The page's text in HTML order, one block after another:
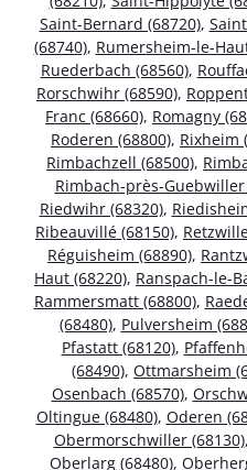
Saint-Bernard (68720),
(68740), Rumersheim-le-
Ruederbach (68560),
Rorschwihr (68590),
Franc (68660), Romagny
Roderen (68800), Rixheim
Rimbachzell (68500),
Rimbach-près-Guebwiller
Riedwihr (68320),
Ribeauvillé (68150),
Réguisheim (68890),
Haut (68220), Ranspach-le-
Rammersmatt (68800),
(68480), Pulversheim
Pfastatt (68120),
(68490), Ottmarsheim
Osenbach (68570),
Oltingue (68480), Oderen
Obermorschwiller (68130),
Oberlarg (68480),